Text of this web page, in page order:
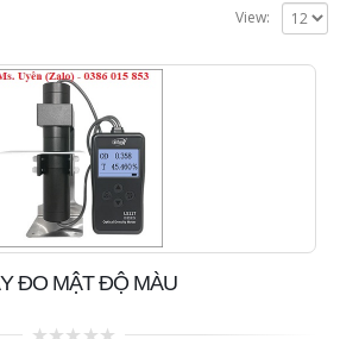
View:
ĐO MẬT ĐỘ MÀU